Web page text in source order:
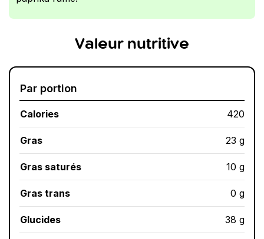
Valeur nutritive
Par portion
Calories 420
Gras 23 g
Gras saturés 10 g
Gras trans 0 g
Glucides 38 g